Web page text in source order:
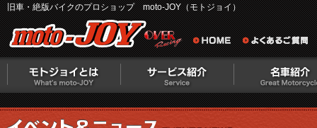
旧車・絶版バイクのプロショップ moto-JOY（モトジョイ）